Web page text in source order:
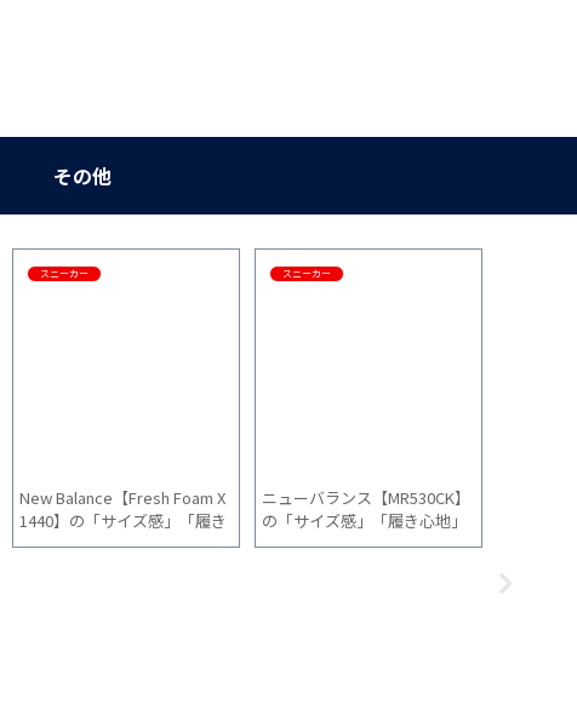
その他
スニーカー
New Balance【Fresh Foam X
1440】の「サイズ感」「履き
心地」「普段使い」を1ヵ月間
スニーカー
ニューバランス【MR530CK】
の「サイズ感」「履き心地」
「普段使い」を1か月間履いた
感想